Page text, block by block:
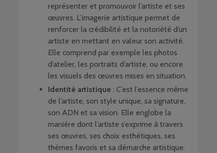
représenter et promouvoir l’artiste et ses
œuvres. L’imagerie artistique permet de
renforcer la crédibilité et la notoriété d’un
artiste en mettant en valeur son activité.
Elle comprend par exemple les photos
d’atelier, les portraits d’artiste, ou encore
les visuels des œuvres mises en situation.
Identité artistique : C’est l’essence même
de l’artiste, son style unique, sa signature,
son ADN et sa vision. Elle englobe la
manière dont l’artiste s’exprime à travers
ses œuvres, ses choix esthétiques, ses
thèmes favoris et sa démarche artistique.